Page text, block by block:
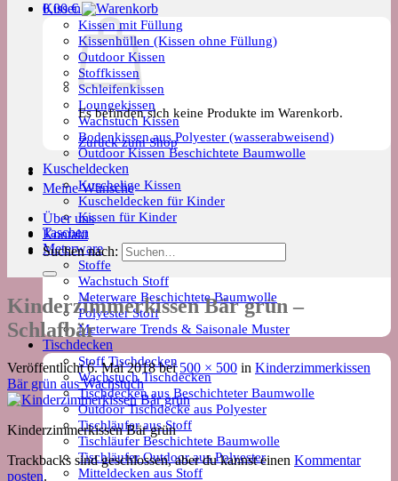
Kissen
Kissen mit Füllung
Kissenhüllen (Kissen ohne Füllung)
Outdoor Kissen
Stoffkissen
Schleifenkissen
Loungekissen
Wachstuch Kissen
Bodenkissen aus Polyester (wasserabweisend)
Outdoor Kissen Beschichtete Baumwolle
Kuscheldecken
Kuschelige Kissen
Kuscheldecken für Kinder
Kissen für Kinder
Taschen
Meterware
Stoffe
Wachstuch Stoff
Meterware Beschichtete Baumwolle
Polyester Stoff
Meterware Trends & Saisonale Muster
Tischdecken
Stoff Tischdecken
Wachstuch Tischdecken
Tischdecken aus Beschichteter Baumwolle
Outdoor Tischdecke aus Polyester
Tischläufer aus Stoff
Tischläufer Beschichtete Baumwolle
Tischläufer Outdoor aus Polyester
Mitteldecken aus Stoff
0,00€
Es befinden sich keine Produkte im Warenkorb.
Zurück zum Shop
Meine Wünsche
Über uns
Kontakt
Suchen nach:
Kinderzimmerkissen Bär grün –
Schlafbär
Veröffentlicht6. Mai 2018bei500 × 500 in Kinderzimmerkissen
Bär grün aus Wachstuch
Kinderzimmerkissen Bär grün
Trackbacks sind geschlossen, aber du kannst einen Kommentar
posten.